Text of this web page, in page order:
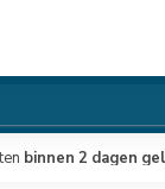
binnen 2 dagen